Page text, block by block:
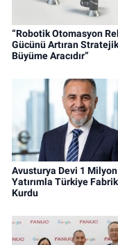
“Robotik Otomasyon
Gücünü Artıran
Büyüme Aracıdır”
Avusturya Devi 1
Yatırımla Türkiye
Kurdu